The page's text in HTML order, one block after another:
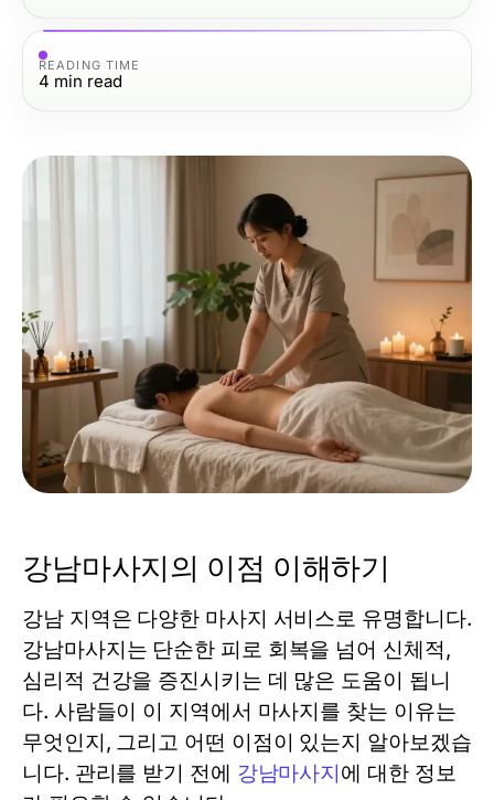
READING TIME
4 min read
강남마사지의 이점 이해하기
강남 지역은 다양한 마사지 서비스로 유명합니다.
강남마사지는 단순한 피로 회복을 넘어 신체적,
심리적 건강을 증진시키는 데 많은 도움이 됩니
다. 사람들이 이 지역에서 마사지를 찾는 이유는
무엇인지, 그리고 어떤 이점이 있는지 알아보겠습
니다. 관리를 받기 전에 강남마사지에 대한 정보